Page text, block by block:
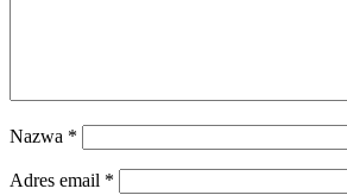
Nazwa *
Adres email *